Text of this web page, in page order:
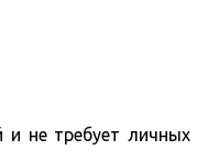
и не требует личных